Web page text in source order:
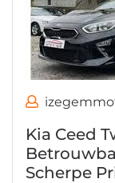
Kia Ceed
Scherpe